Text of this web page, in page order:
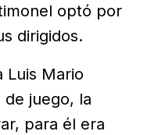
optó por
dirigidos.
Luis Mario
juego, la
para él era